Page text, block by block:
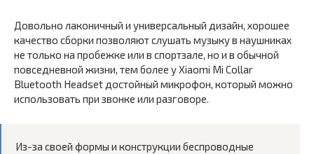
Довольно лаконичный и универсальный дизайн, хорошее
качество сборки позволяют слушать музыку в наушниках
не только на пробежке или в спортзале, но и в обычной
повседневной жизни, тем более у Xiaomi Mi Collar
Bluetooth Headset достойный микрофон, который можно
использовать при звонке или разговоре.
Из-за своей формы и конструкции беспроводные